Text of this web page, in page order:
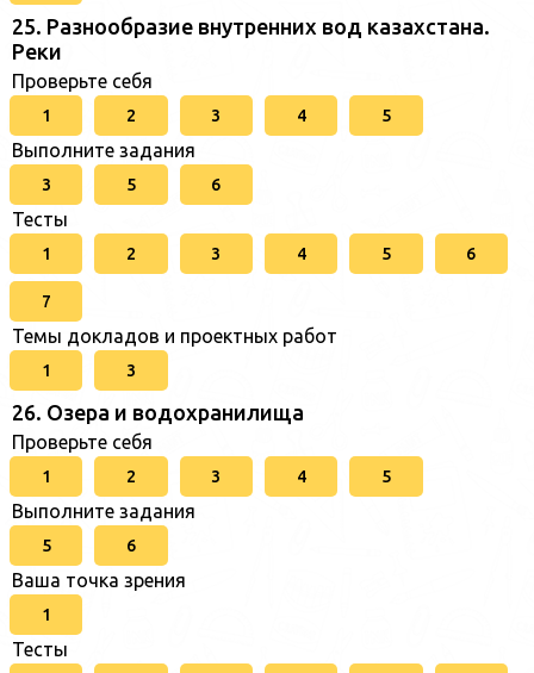
25. Разнообразие внутренних вод казахстана.
Реки
Проверьте себя
1 2 3 4 5
Выполните задания
3 5 6
Тесты
1 2 3 4 5 6
7
Темы докладов и проектных работ
1 3
26. Озера и водохранилища
Проверьте себя
1 2 3 4 5
Выполните задания
5 6
Ваша точка зрения
1
Тесты